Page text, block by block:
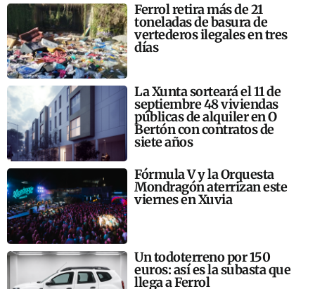
Ferrol retira más de 21
toneladas de basura de
vertederos ilegales en tres
días
La Xunta sorteará el 11 de
septiembre 48 viviendas
públicas de alquiler en O
Bertón con contratos de
siete años
Fórmula V y la Orquesta
Mondragón aterrizan este
viernes en Xuvia
Un todoterreno por 150
euros: así es la subasta que
llega a Ferrol